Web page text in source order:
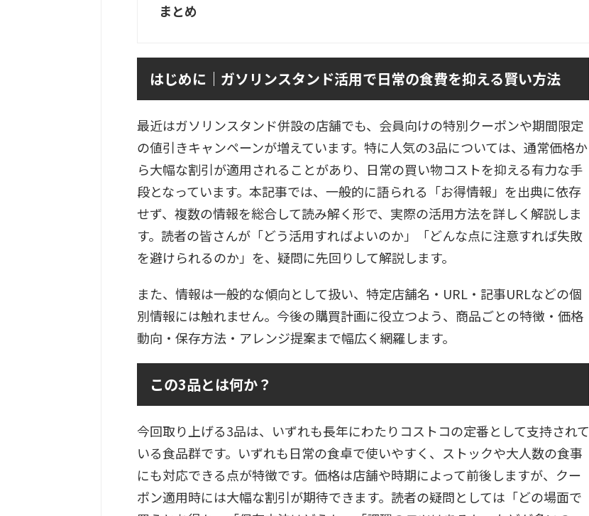
まとめ
はじめに｜ガソリンスタンド活用で日常の食費を抑える賢い方法
最近はガソリンスタンド併設の店舗でも、会員向けの特別クーポンや期間限定
の値引きキャンペーンが増えています。特に人気の3品については、通常価格か
ら大幅な割引が適用されることがあり、日常の買い物コストを抑える有力な手
段となっています。本記事では、一般的に語られる「お得情報」を出典に依存
せず、複数の情報を総合して読み解く形で、実際の活用方法を詳しく解説しま
す。読者の皆さんが「どう活用すればよいのか」「どんな点に注意すれば失敗
を避けられるのか」を、疑問に先回りして解説します。
また、情報は一般的な傾向として扱い、特定店舗名・URL・記事URLなどの個
別情報には触れません。今後の購買計画に役立つよう、商品ごとの特徴・価格
動向・保存方法・アレンジ提案まで幅広く網羅します。
この3品とは何か？
今回取り上げる3品は、いずれも長年にわたりコストコの定番として支持されて
いる食品群です。いずれも日常の食卓で使いやすく、ストックや大人数の食事
にも対応できる点が特徴です。価格は店舗や時期によって前後しますが、クー
ポン適用時には大幅な割引が期待できます。読者の疑問としては「どの場面で